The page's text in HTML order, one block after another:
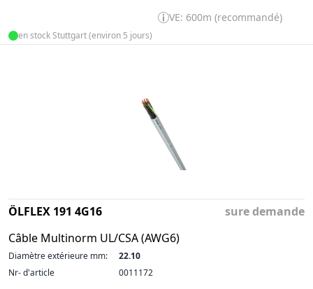
VE: 600m (recommandé)
en stock Stuttgart (environ 5 jours)
ÖLFLEX 191 4G16
Câble Multinorm UL/CSA (AWG6)
sure demande
Diamètre extérieure mm:
22.10
Nr- d'article
0011172